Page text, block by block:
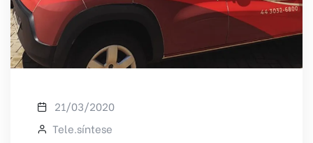
21/03/2020
Tele.síntese